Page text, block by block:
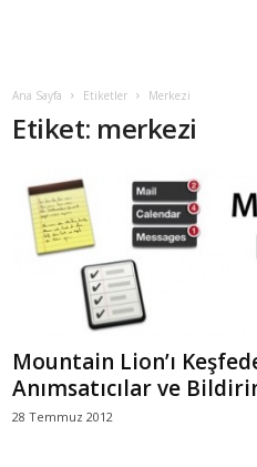
Ana Sayfa Etiketler Merkezi
Etiket: merkezi
Mountain Lion’ı
Anımsatıcılar ve
28 Temmuz 2012